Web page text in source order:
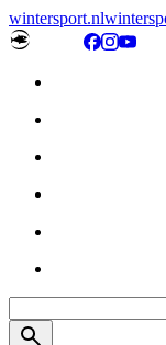
wintersport.nl